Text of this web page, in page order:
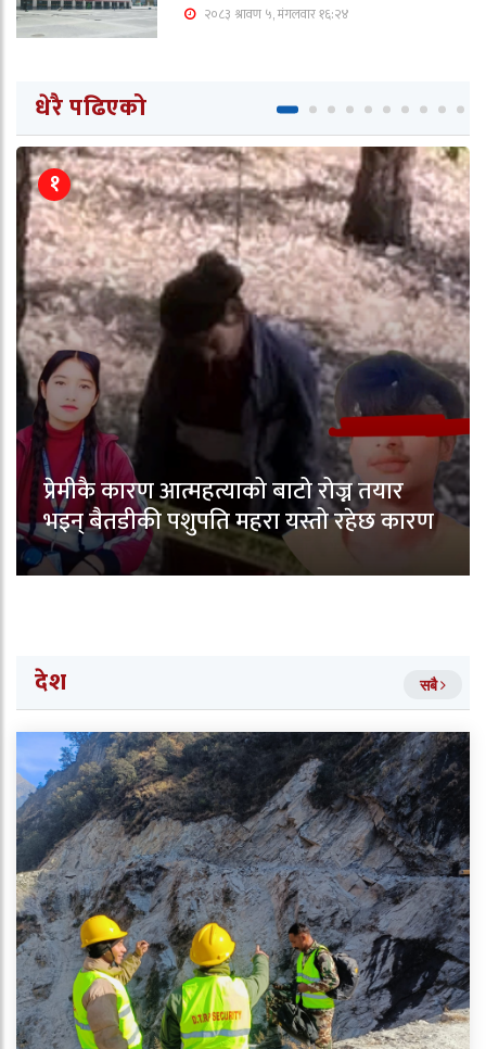
२०८३ श्रावण ५, मंगलवार १६:२४
धेरै पढिएको
१
प्रेमीकै कारण आत्महत्याको बाटो रोज्न तयार
भइन् बैतडीकी पशुपति महरा यस्तो रहेछ कारण
देश सबै